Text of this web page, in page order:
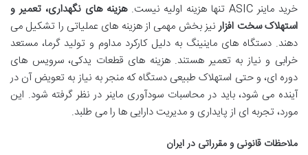
خرید ماینر ASIC تنها هزینه اولیه نیست.
هزینه های نگهداری، تعمیر و
استهلاک سخت افزارنیز بخش مهمی از هزینه های عملیاتی را تشکیل می
دهند. دستگاه های ماینینگ به دلیل کارکرد مداوم و تولید گرما، مستعد
خرابی و نیاز به تعمیر هستند. هزینه های قطعات یدکی، سرویس های
دوره ای، و حتی استهلاک طبیعی دستگاه که منجر به نیاز به تعویض آن در
آینده می شود، باید در محاسبات سودآوری ماینر در نظر گرفته شود. این
مورد، تجربه ای از پایداری و مدیریت دارایی ها را می طلبد.
ملاحظات قانونی و مقرراتی در ایران